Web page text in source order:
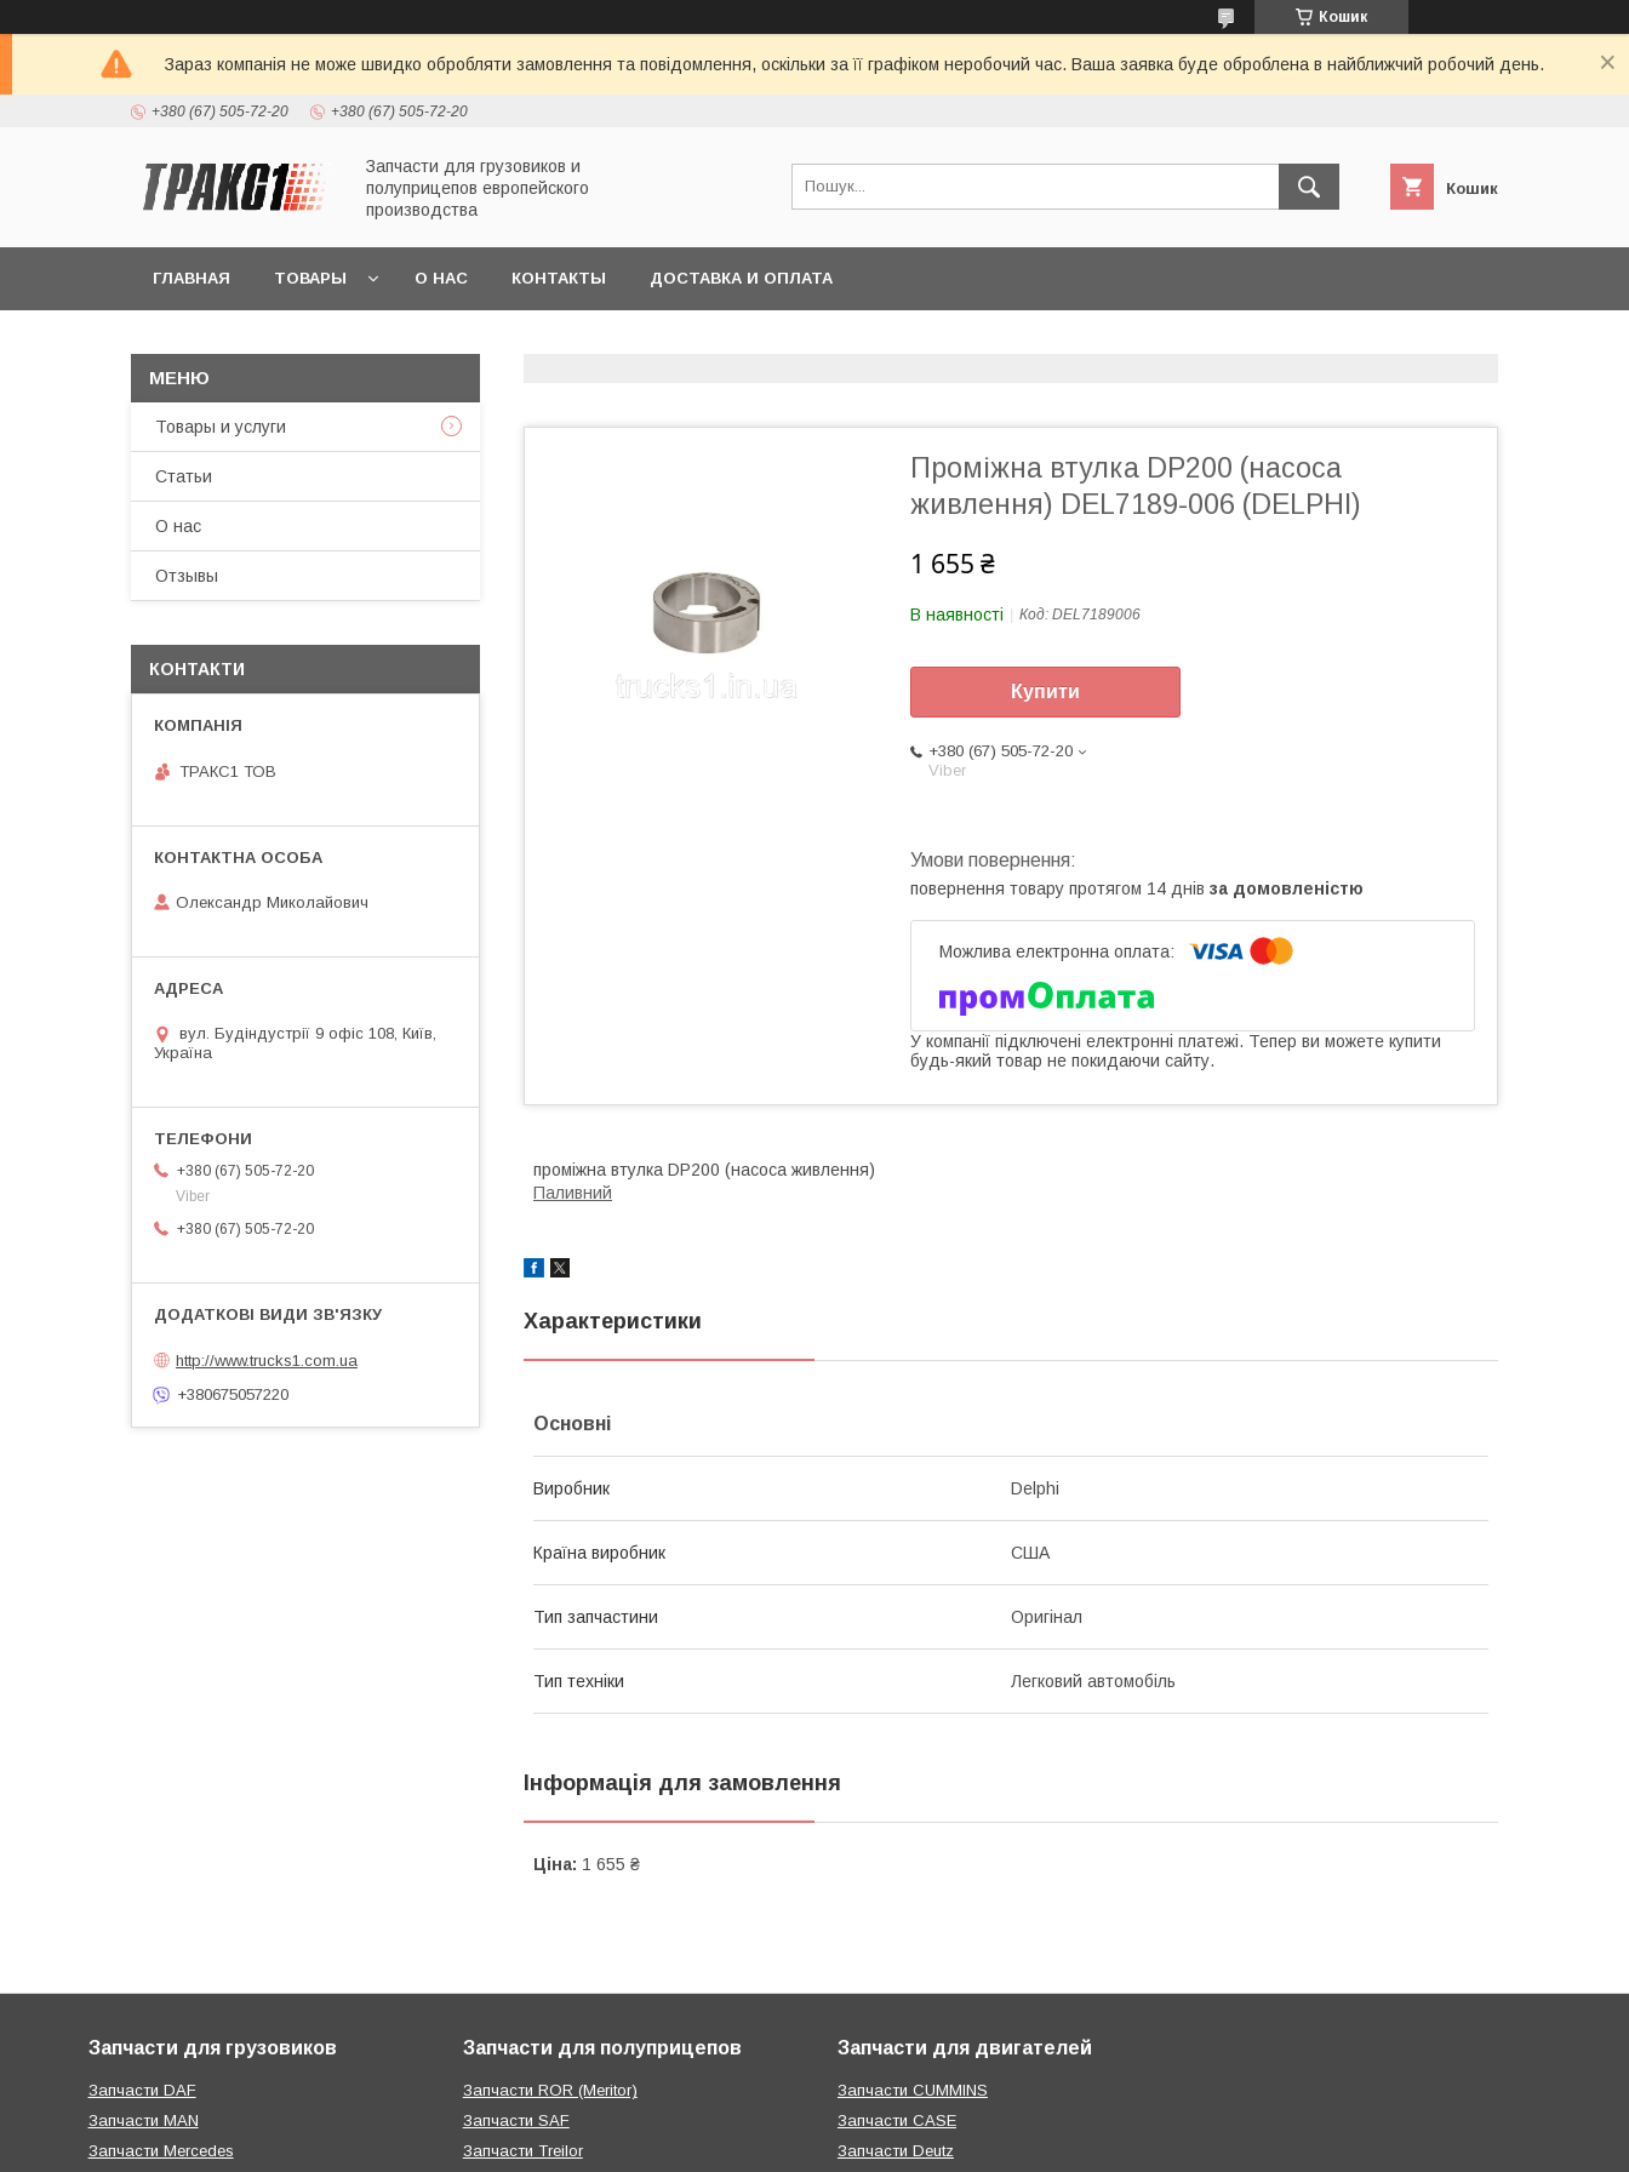
Кошик
Зараз компанія не може швидко обробляти замовлення та повідомлення, оскільки за її графіком неробочий час. Ваша заявка буде оброблена в найближчий робочий день.
+380 (67) 505-72-20 +380 (67) 505-72-20
Запчасти для грузовиков и
полуприцепов европейского
производства
Кошик
ГЛАВНАЯ ТОВАРЫ О НАС КОНТАКТЫ ДОСТАВКА И ОПЛАТА
Проміжна втулка DP200 (насоса
живлення) DEL7189-006 (DELPHI)
1 655 ₴
В наявності Код: DEL7189006
Купити
+380 (67) 505-72-20
Viber
повернення товару протягом 14 днів за домовленістю
У компанії підключені електронні платежі. Тепер ви можете купити
будь-який товар не покидаючи сайту.
проміжна втулка DP200 (насоса живлення)
Паливний
Характеристики
Основні
Виробник Delphi
Країна виробник США
Тип запчастини Оригінал
Тип техніки Легковий автомобіль
Інформація для замовлення
Ціна: 1 655 ₴
Товары и услуги
Статьи
О нас
Отзывы
КОНТАКТИ
ТРАКС1 ТОВ
Олександр Миколайович
вул. Будіндустрії 9 офіс 108, Київ,
Україна
+380 (67) 505-72-20
Viber
+380 (67) 505-72-20
http://www.trucks1.com.ua
+380675057220
Запчасти для грузовиков
Запчасти DAF
Запчасти MAN
Запчасти Mercedes
Запчасти для полуприцепов
Запчасти ROR (Meritor)
Запчасти SAF
Запчасти Treilor
Запчасти для двигателей
Запчасти CUMMINS
Запчасти CASE
Запчасти Deutz